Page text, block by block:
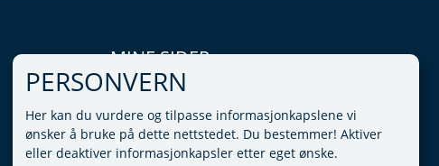
MINE SIDER
LOGG INN
VILKÅR
PERSONVERNERKLÆRING
ADMINISTRER COOKIES
PERSONVERN
Her kan du vurdere og tilpasse informasjonkapslene vi
ønsker å bruke på dette nettstedet. Du bestemmer! Aktiver
eller deaktiver informasjonkapsler etter eget ønske.